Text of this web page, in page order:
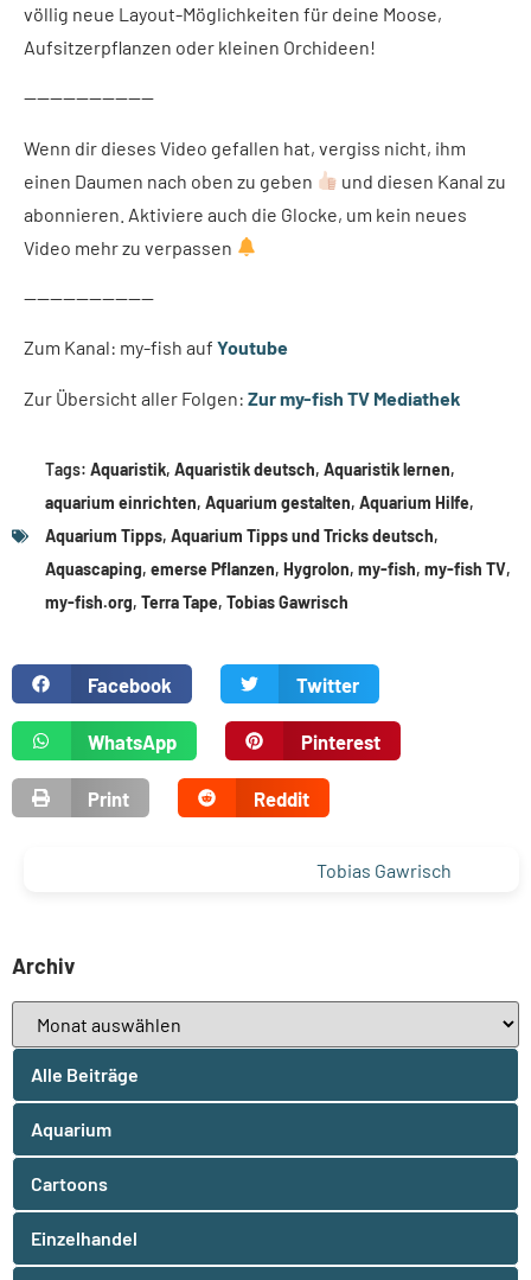
völlig neue Layout-Möglichkeiten für deine Moose,
Aufsitzerpflanzen oder kleinen Orchideen!
——————————
Wenn dir dieses Video gefallen hat, vergiss nicht, ihm
einen Daumen nach oben zu geben
und diesen Kanal zu
abonnieren. Aktiviere auch die Glocke, um kein neues
Video mehr zu verpassen
——————————
Zum Kanal: my-fish auf Youtube
Zur Übersicht aller Folgen: Zur my-fish TV Mediathek
Tags: Aquaristik, Aquaristik deutsch, Aquaristik lernen,
aquarium einrichten, Aquarium gestalten, Aquarium Hilfe,
Aquarium Tipps, Aquarium Tipps und Tricks deutsch,
Aquascaping, emerse Pflanzen, Hygrolon, my-fish, my-fish TV,
my-fish.org, Terra Tape, Tobias Gawrisch
Facebook Twitter
WhatsApp Pinterest
Print Reddit
Tobias Gawrisch
Archiv
Alle Beiträge
Aquarium
Cartoons
Einzelhandel